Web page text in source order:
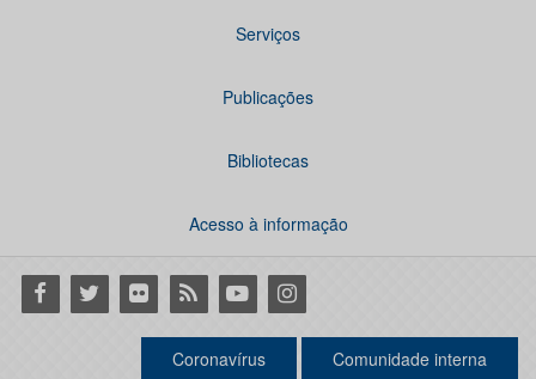
Serviços
Publicações
Bibliotecas
Acesso à informação
Facebook
Twitter Flickr RSS YoutubeInstagram
Coronavírus Comunidade interna